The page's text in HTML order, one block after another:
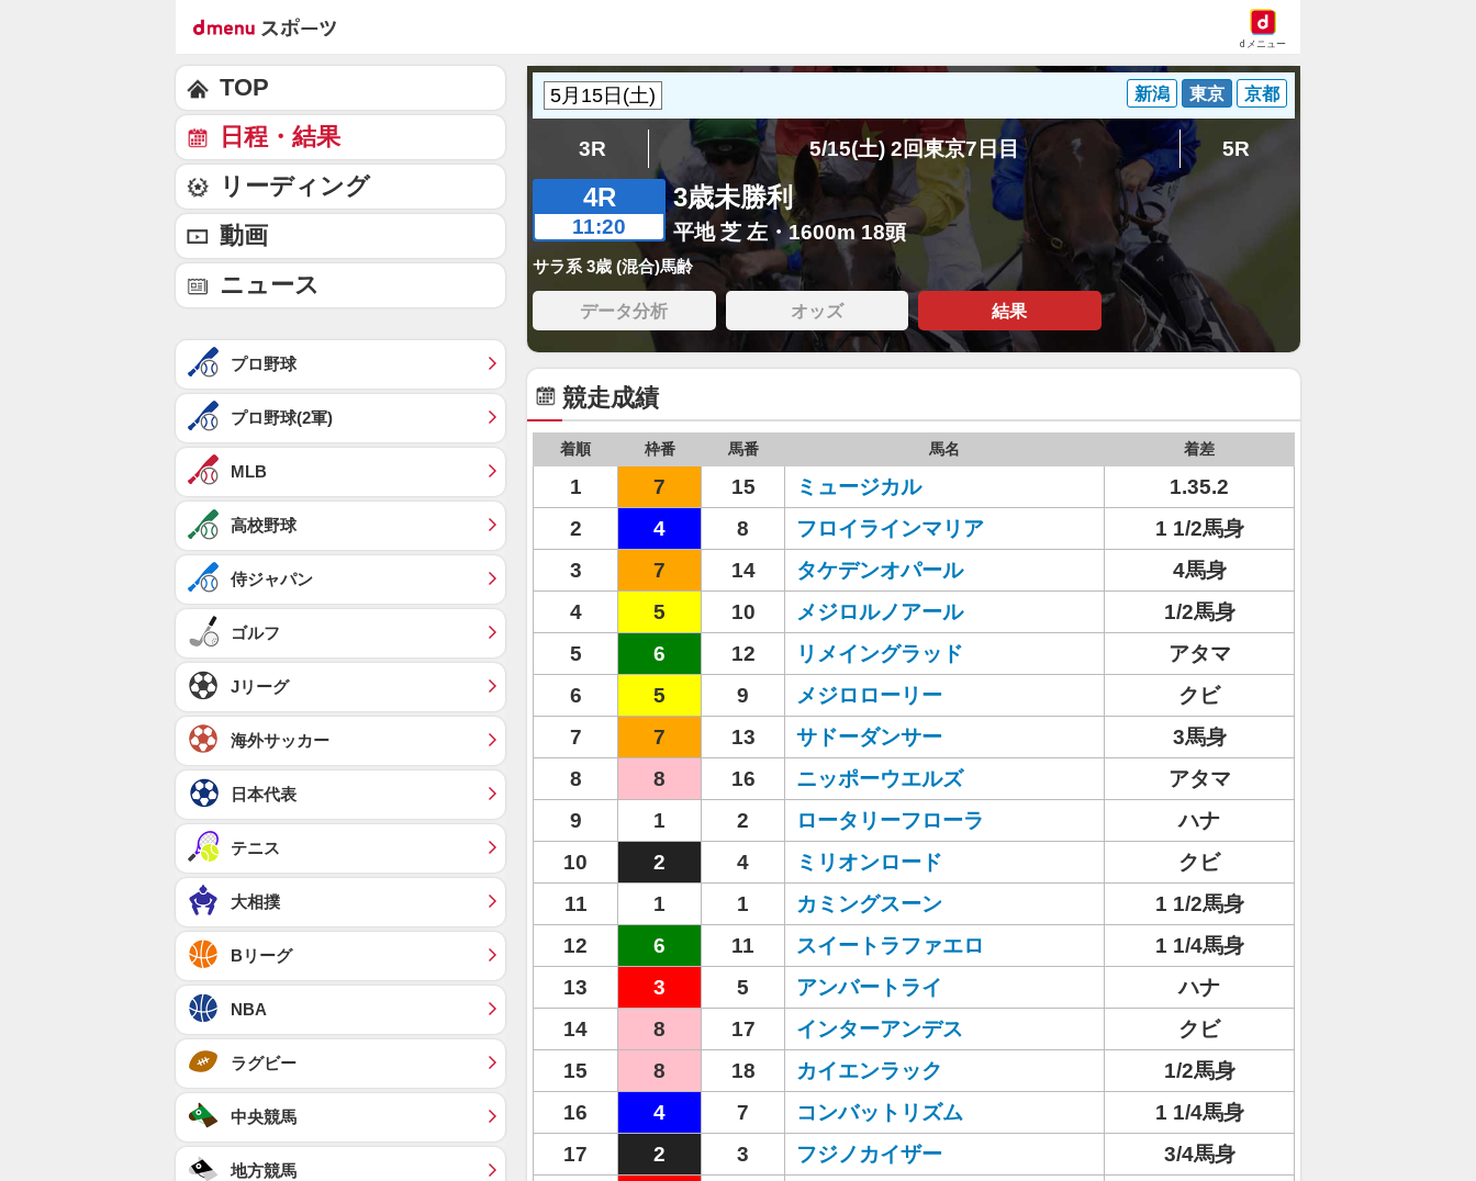
dメニュー
新潟 東京 京都
3R 5/15(土) 2回東京7日目 5R
4R
11:20
3歳未勝利
平地 芝 左・1600m 18頭
サラ系 3歳 (混合)馬齢
データ分析 オッズ 結果
競走成績
着順 枠番 馬番 馬名 着差
1 7 15 ミュージカル
1.35.2
2
4 8 フロイラインマリア
1 1/2馬身
3
7 14 タケデンオパール
4馬身
4
5 10 メジロルノアール
1/2馬身
5
6 12 リメイングラッド
アタマ
6
5 9 メジロローリー
クビ
7
7 13 サドーダンサー
3馬身
8
8 16 ニッポーウエルズ
アタマ
9
1 2 ロータリーフローラ
ハナ
10
2 4 ミリオンロード
クビ
11
1 1 カミングスーン
1 1/2馬身
12
6 11 スイートラファエロ
1 1/4馬身
13
3 5 アンバートライ
ハナ
14
8 17 インターアンデス
クビ
15
8 18 カイエンラック
1/2馬身
16
4 7 コンバットリズム
1 1/4馬身
17
2 3 フジノカイザー
3/4馬身
TOP
日程・結果
リーディング
動画
ニュース
プロ野球
プロ野球(2軍)
MLB
高校野球
侍ジャパン
ゴルフ
Jリーグ
海外サッカー
日本代表
テニス
大相撲
Bリーグ
NBA
ラグビー
中央競馬
地方競馬